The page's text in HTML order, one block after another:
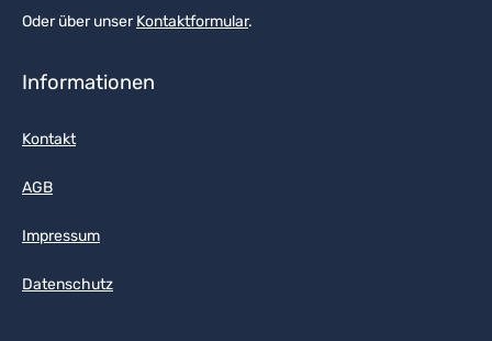
Oder über unserKontaktformular.
Informationen
Kontakt
AGB
Impressum
Datenschutz